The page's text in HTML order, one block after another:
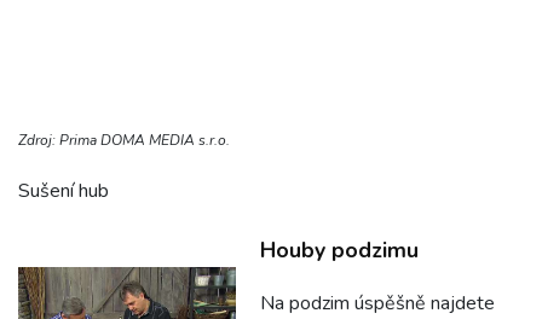
Zdroj: Prima DOMA MEDIA s.r.o.
Sušení hub
Houby podzimu
Na podzim úspěšně najdete